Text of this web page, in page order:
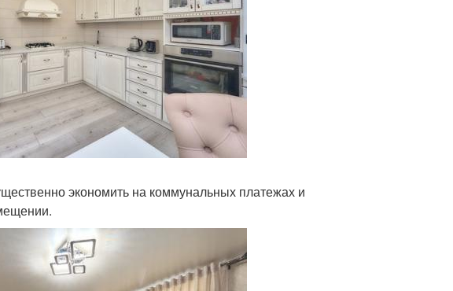
экономить на коммунальных платежах и